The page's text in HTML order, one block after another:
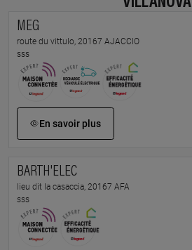
MEG
route du vittulo, 20167 AJACCIO
sss
En savoir plus
BARTH'ELEC
lieu dit la casaccia, 20167 AFA
sss